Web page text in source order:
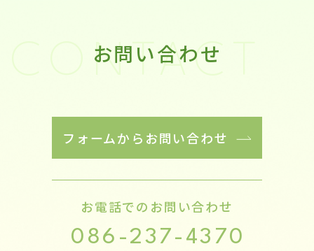
お問い合わせ
CONTACT
フォームからお問い合わせ
お電話でのお問い合わせ
086-237-4370